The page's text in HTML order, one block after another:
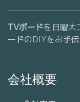
TVボードを日曜大
ードのDIYをお手
会社概要